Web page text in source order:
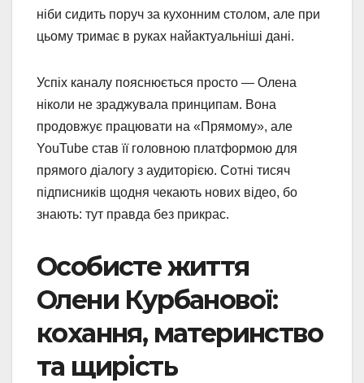
ніби сидить поруч за кухонним столом, але при
цьому тримає в руках найактуальніші дані.
Успіх каналу пояснюється просто — Олена
ніколи не зраджувала принципам. Вона
продовжує працювати на «Прямому», але
YouTube став її головною платформою для
прямого діалогу з аудиторією. Сотні тисяч
підписників щодня чекають нових відео, бо
знають: тут правда без прикрас.
Особисте життя
Олени Курбанової:
кохання, материнство
та щирість